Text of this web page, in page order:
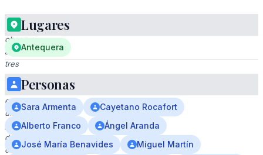
Se
observa
a
tres
personas
posando
en
un
podio
deportivo,
con
Lugares
Antequera
Personas
Sara Armenta
Cayetano Rocafort
Alberto Franco
Ángel Aranda
José María Benavides
Miguel Martín